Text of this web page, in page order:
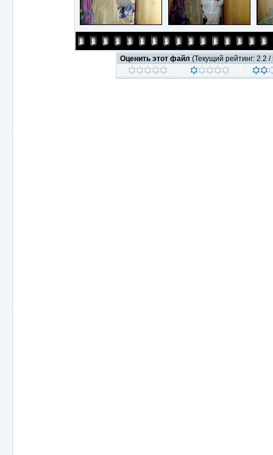
Оценить этот файл (Текущий рейтинг: 2.2 /